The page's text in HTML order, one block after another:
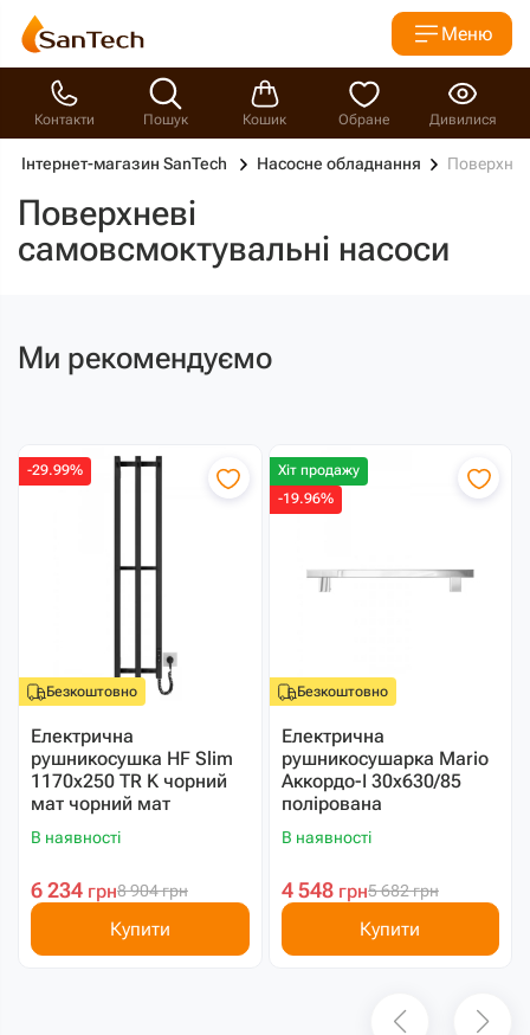
Меню
Контакти Пошук Кошик Обране Дивилися
Інтернет-магазин SanTech Насосне обладнання
Поверхневі
самовсмоктувальні насоси
Ми рекомендуємо
Безкоштовно
-29.99%
Електрична
рушникосушка HF Slim
1170х250 TR K чорний
мат чорний мат
В наявності
8 904грн
6 234 грн
Купити
Безкоштовно
Хіт продажу
-19.96%
Електрична
рушникосушарка Mario
Аккордо-I 30х630/85
полірована
В наявності
5 682грн
4 548 грн
Купити